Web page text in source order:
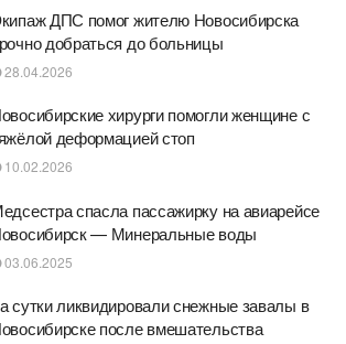
ДПС помог жителю Новосибирска
добраться до больницы
28.04.2026
хирурги помогли женщине с
деформацией стоп
10.02.2026
спасла пассажирку на авиарейсе
— Минеральные воды
03.06.2025
сутки ликвидировали снежные завалы в
после вмешательства